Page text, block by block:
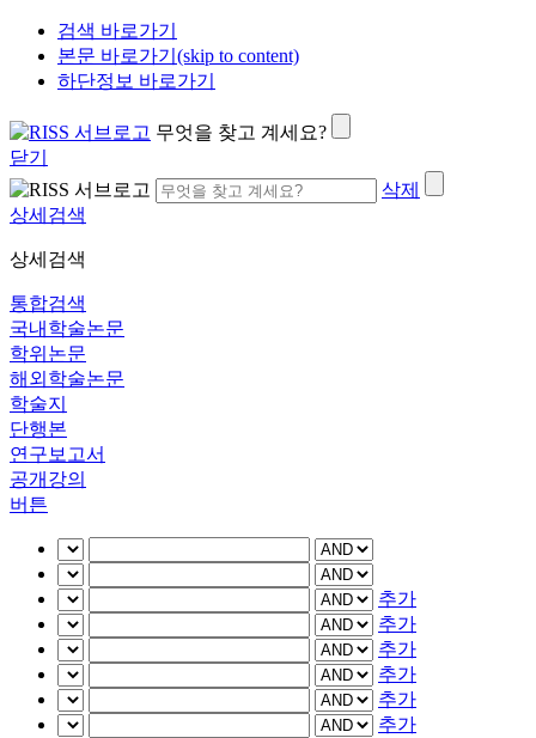
검색 바로가기
본문 바로가기(skip to content)
하단정보 바로가기
무엇을 찾고 계세요?
닫기
삭제
상세검색
상세검색
통합검색
국내학술논문
학위논문
해외학술논문
학술지
단행본
연구보고서
공개강의
버튼
추가
추가
추가
추가
추가
추가